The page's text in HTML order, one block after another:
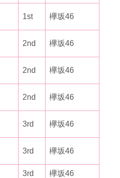
1st 欅坂46
2nd 欅坂46
2nd 欅坂46
2nd 欅坂46
3rd 欅坂46
3rd 欅坂46
3rd 欅坂46